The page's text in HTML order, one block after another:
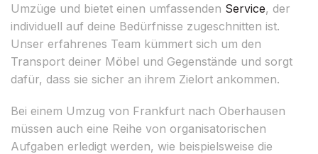
Umzüge und bietet einen umfassenden Service, der
individuell auf deine Bedürfnisse zugeschnitten ist.
Unser erfahrenes Team kümmert sich um den
Transport deiner Möbel und Gegenstände und sorgt
dafür, dass sie sicher an ihrem Zielort ankommen.
Bei einem Umzug von Frankfurt nach Oberhausen
müssen auch eine Reihe von organisatorischen
Aufgaben erledigt werden, wie beispielsweise die